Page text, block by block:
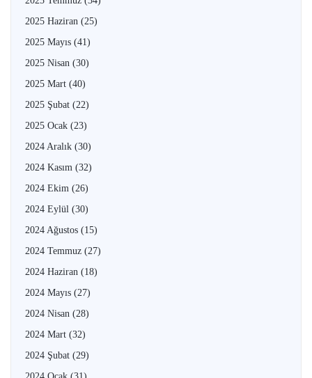
2025 Haziran (25)
2025 Mayıs (41)
2025 Nisan (30)
2025 Mart (40)
2025 Şubat (22)
2025 Ocak (23)
2024 Aralık (30)
2024 Kasım (32)
2024 Ekim (26)
2024 Eylül (30)
2024 Ağustos (15)
2024 Temmuz (27)
2024 Haziran (18)
2024 Mayıs (27)
2024 Nisan (28)
2024 Mart (32)
2024 Şubat (29)